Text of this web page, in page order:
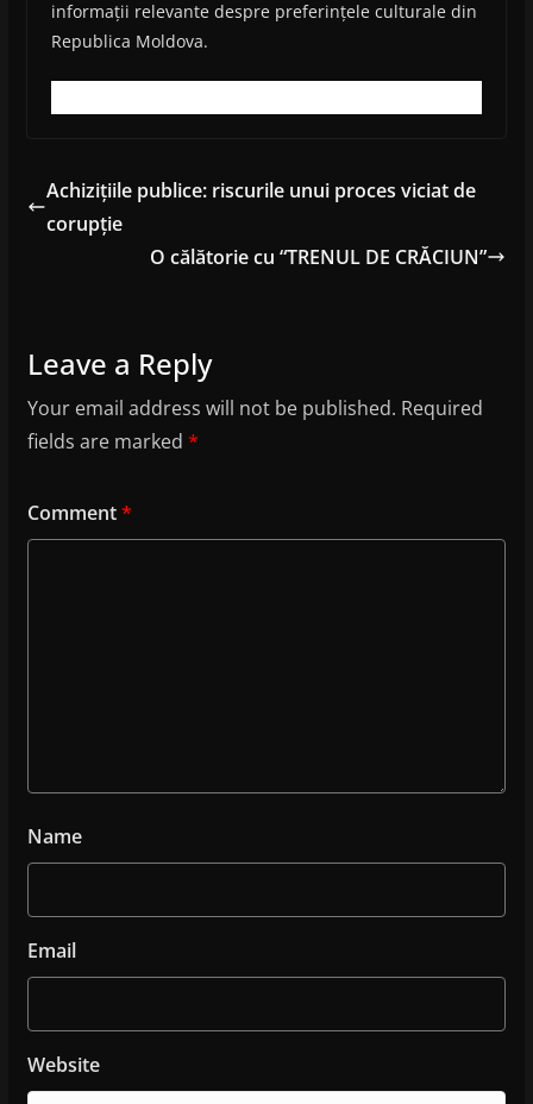
informații relevante despre preferințele culturale din
Republica Moldova.
Achizițiile publice: riscurile unui proces viciat de
corupție
O călătorie cu “TRENUL DE CRĂCIUN”
Leave a Reply
Your email address will not be published. Required
fields are marked *
Comment*
Name
Email
Website